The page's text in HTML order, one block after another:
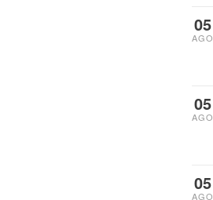
05
AGO
05
AGO
05
AGO